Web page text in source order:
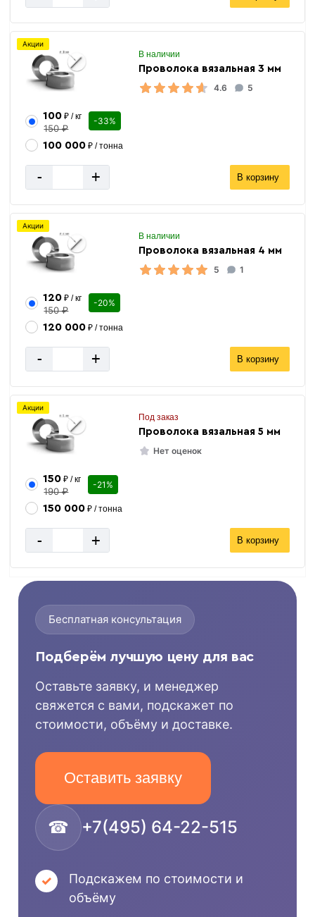
Акции
В наличии
Проволока вязальная 3 мм
4.6
5
100 ₽ / кг
150 ₽
-33%
100 000 ₽ / тонна
- + В корзину
Акции
В наличии
Проволока вязальная 4 мм
5
1
120 ₽ / кг
150 ₽
-20%
120 000 ₽ / тонна
- + В корзину
Акции
Под заказ
Проволока вязальная 5 мм
Нет оценок
150 ₽ / кг
190 ₽
-21%
150 000 ₽ / тонна
- + В корзину
Бесплатная консультация
Подберём лучшую цену для вас
Оставьте заявку, и менеджер
свяжется с вами, подскажет по
стоимости, объёму и доставке.
Оставить заявку
☎ +7(495) 64-22-515
Подскажем по стоимости и
объёму